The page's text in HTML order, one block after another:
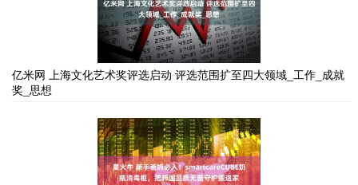
亿米网 上海文化艺术奖评选启动 评选范围扩至四大领域_工作_成就
奖_思想